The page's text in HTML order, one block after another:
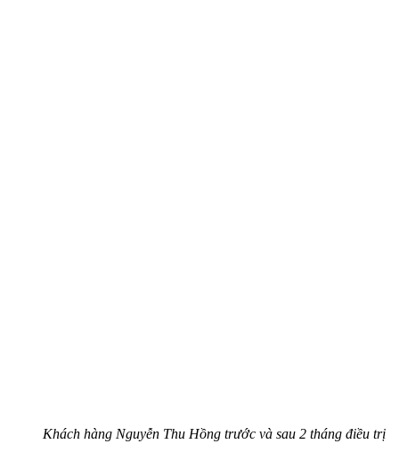
Khách hàng Nguyễn Thu Hồng trước và sau 2 tháng điều trị